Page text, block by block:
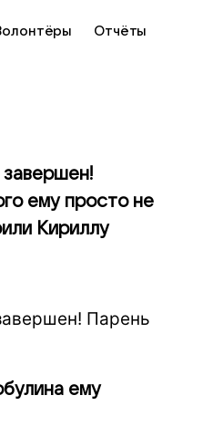
Отчёты
ему просто не
Кириллу
Парень
ему